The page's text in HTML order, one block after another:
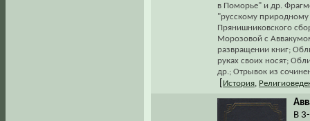
в Поморье" и др.
"русскому
Прянишниковского
Морозовой с
развращении книг;
руках своих носят;
др.; Отрывок из
История
В